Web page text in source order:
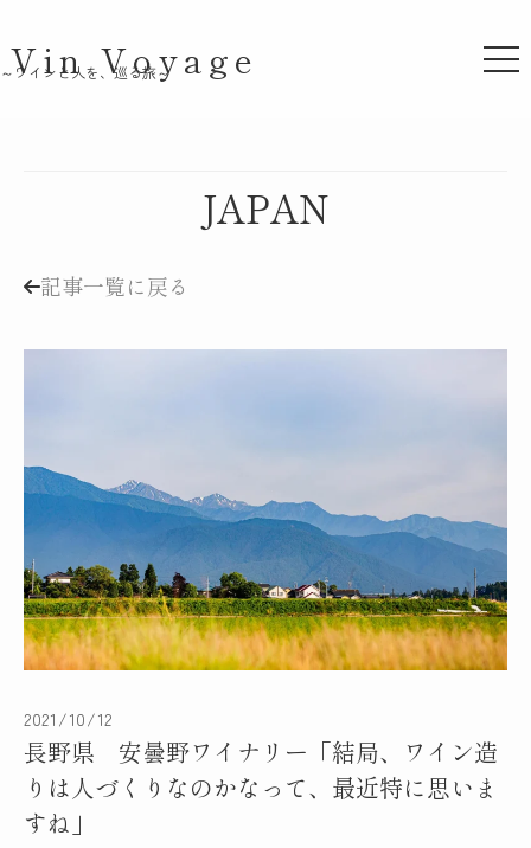
Vin Voyage
～ワインと人を、巡る旅～
FRANCE
「美しさだとか斬新な味っていうのは、本当の美味
しさとは別だったんだ」- ドメーヌ・アンリ・ルブ
ルソー –
JAPAN
記事一覧に戻る
2021/10/12
長野県 安曇野ワイナリー「結局、ワイン造
りは人づくりなのかなって、最近特に思いま
すね」